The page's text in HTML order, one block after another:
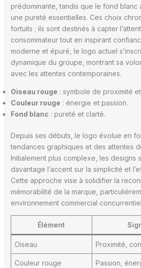
prédominante, tandis que le fond blanc
une pureté essentielles. Ces choix
fortuits ; ils sont destinés à capter
consommateur tout en inspirant
moderne et épuré, le logo actuel
dynamique du groupe, montrant sa
avec les attentes contemporaines.
Oiseau rouge : symbole de proximité
Couleur rouge : énergie et passion.
Fond blanc : pureté et clarté.
Depuis ses débuts, le logo évolue en
tendances graphiques et des attentes
Initialement plus complexe, les designs
davantage l’accent sur la simplicité et
Cette approche vise à solidifier la
mémorabilité de la marque,
environnement commercial
Élément
Oiseau Proximité,
Couleur rouge Passion,